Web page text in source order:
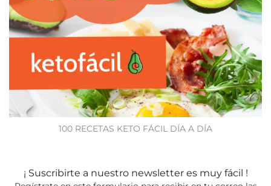
100 RECETAS KETO FÁCIL DÍA A DÍA
¡ Suscribirte a nuestro newsletter es muy fácil !